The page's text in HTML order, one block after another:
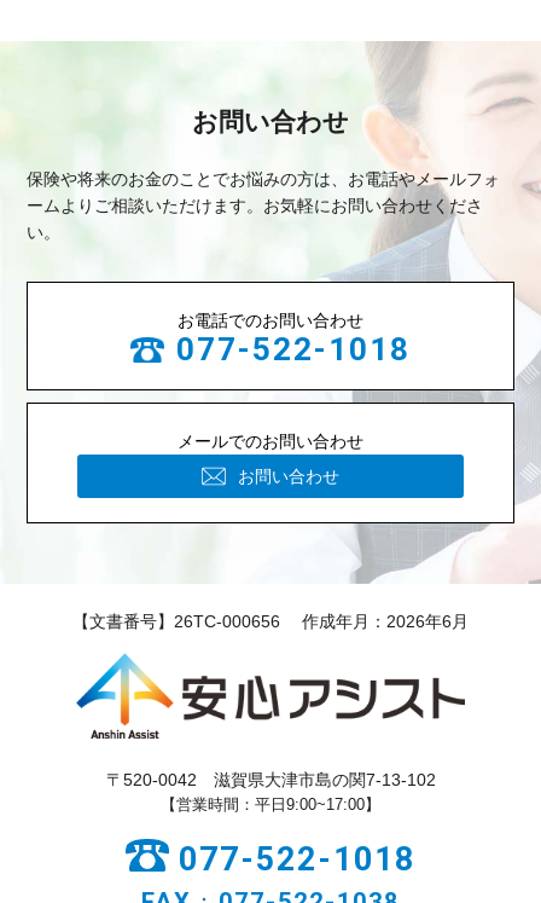
お問い合わせ
保険や将来のお金のことでお悩みの方は、お電話やメールフォ
ームよりご相談いただけます。 お気軽にお問い合わせくださ
い。
お電話でのお問い合わせ
077-522-1018
メールでのお問い合わせ
お問い合わせ
【文書番号】26TC-000656 作成年月：2026年6月
〒520-0042 滋賀県大津市島の関7-13-102
【営業時間：平日9:00~17:00】
077-522-1018